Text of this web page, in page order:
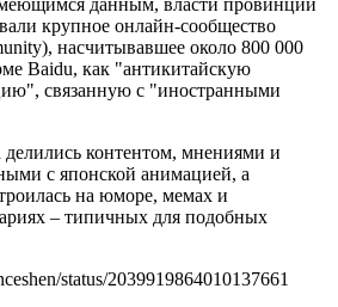
крупное онлайн-сообщество
насчитывавшее около 800 000
Baidu, как "антикитайскую
связанную с "иностранными
контентом, мнениями и
с японской анимацией, а
на юморе, мемах и
– типичных для подобных
status/2039919864010137661